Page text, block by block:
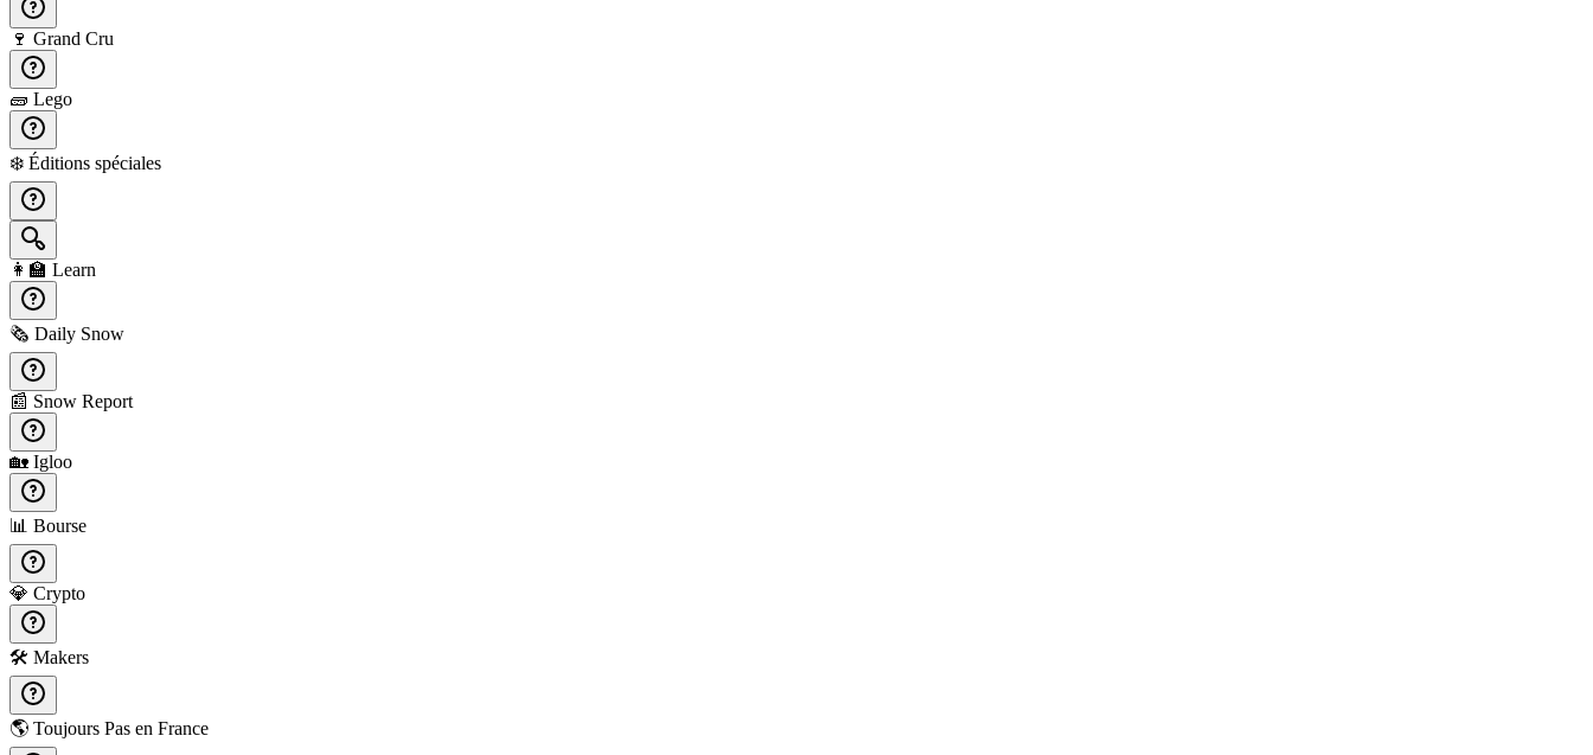
🍷 Grand Cru
🧱 Lego
❄️ Éditions spéciales
👩‍🏫 Learn
🗞️ Daily Snow
📰 Snow Report
🏡 Igloo
📊 Bourse
💎 Crypto
🛠️ Makers
🌎 Toujours Pas en France